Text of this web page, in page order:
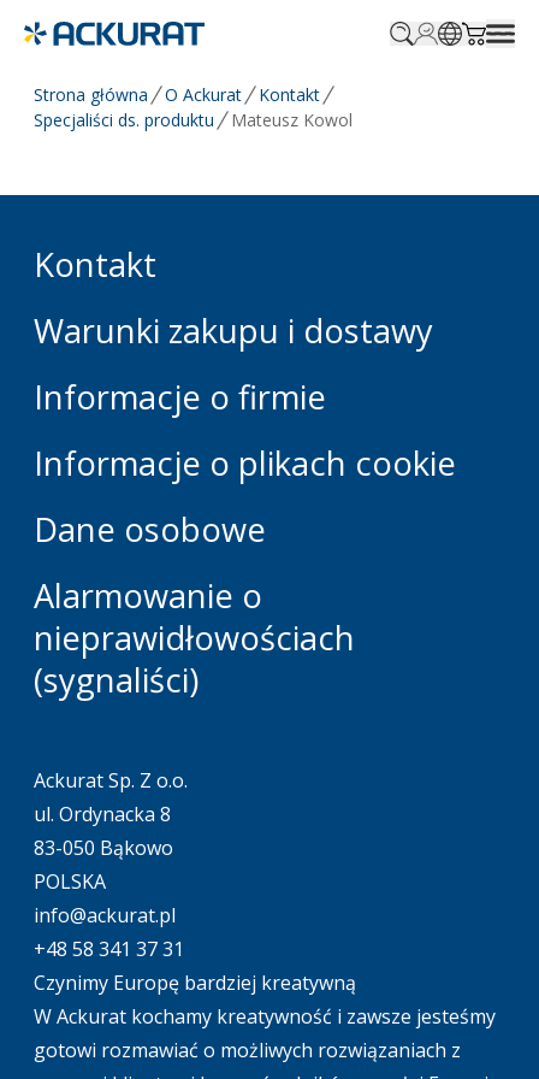
Strona główna O Ackurat
Kontakt
Specjaliści ds. produktu
Mateusz Kowol
Kontakt
Warunki zakupu i dostawy
Informacje o firmie
Informacje o plikach cookie
Dane osobowe
Alarmowanie o
nieprawidłowościach
(sygnaliści)
Ackurat Sp. Z o.o.
ul. Ordynacka 8
83-050 Bąkowo
POLSKA
info@ackurat.pl
+48 58 341 37 31
Czynimy Europę bardziej kreatywną
W Ackurat kochamy kreatywność i zawsze jesteśmy
gotowi rozmawiać o możliwych rozwiązaniach z